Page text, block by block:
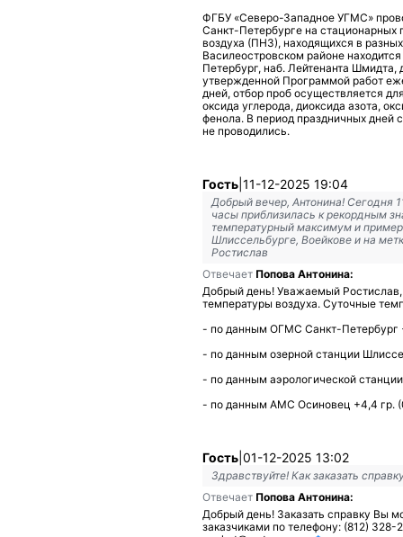
ФГБУ «Северо-Западное УГМС»
Санкт-Петербурге на стационарных
воздуха (ПНЗ), находящихся в
Василеостровском районе
Петербург, наб. Лейтенанта Шмидта,
утвержденной Программой работ
дней, отбор проб осуществляется
оксида углерода, диоксида азота,
фенола. В период праздничных дней
не проводились.
Гость 11-12-2025 19:04
Добрый вечер, Антонина! Сегодня
часы приблизилась к рекордным
температурный максимум и
Шлиссельбурге, Воейкове и на
Ростислав
Отвечает Попова Антонина:
Добрый день! Уважаемый
температуры воздуха. Суточные
- по данным ОГМС Санкт-Петербург
- по данным озерной станции
- по данным аэрологической
- по данным АМС Осиновец +4,4 гр.
Гость 01-12-2025 13:02
Здравствуйте! Как заказать
Отвечает Попова Антонина:
Добрый день! Заказать справку Вы
заказчиками по телефону: (812) 328-